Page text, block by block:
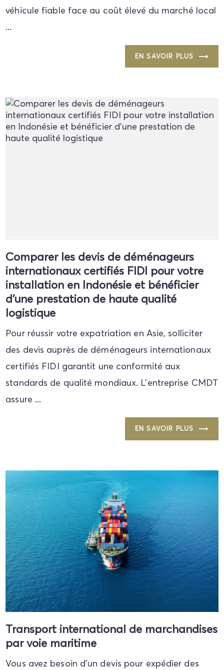
véhicule fiable face au coût élevé du marché local
...
EN SAVOIR PLUS
Comparer les devis de déménageurs
internationaux certifiés FIDI pour votre
installation en Indonésie et bénéficier
d'une prestation de haute qualité
logistique
Pour réussir votre expatriation en Asie, solliciter
des devis auprès de déménageurs internationaux
certifiés FIDI garantit une conformité aux
standards de qualité mondiaux. L'entreprise CMDT
assure ...
EN SAVOIR PLUS
Transport international de marchandises
par voie maritime
Vous avez besoin d'un devis pour expédier des